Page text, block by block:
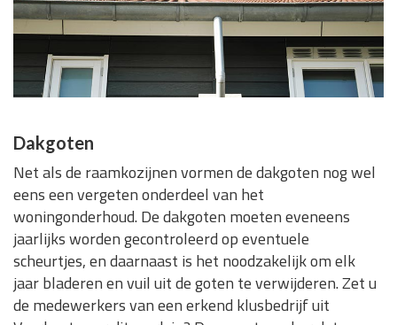
Dakgoten
Net als de raamkozijnen vormen de dakgoten nog wel
eens een vergeten onderdeel van het
woningonderhoud. De dakgoten moeten eveneens
jaarlijks worden gecontroleerd op eventuele
scheurtjes, en daarnaast is het noodzakelijk om elk
jaar bladeren en vuil uit de goten te verwijderen. Zet u
de medewerkers van een erkend klusbedrijf uit